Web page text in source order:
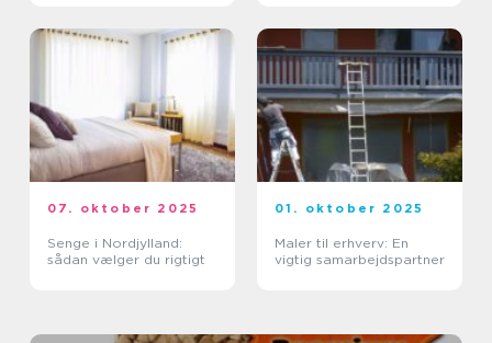
07. oktober 2025
Senge i Nordjylland:
sådan vælger du rigtigt
01. oktober 2025
Maler til erhverv: En
vigtig samarbejdspartner